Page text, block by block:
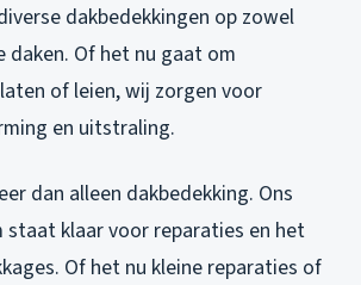
dakbedekkingen op zowel
daken. Of het nu gaat om
of leien, wij zorgen voor
en uitstraling.
dan alleen dakbedekking. Ons
klaar voor reparaties en het
Of het nu kleine reparaties of